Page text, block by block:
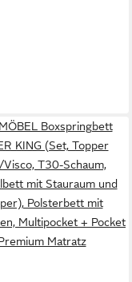
Boxspringbett
KING (Set, Topper
T30-Schaum,
mit Stauraum und
Polsterbett mit
Multipocket + Pocket
Matratz